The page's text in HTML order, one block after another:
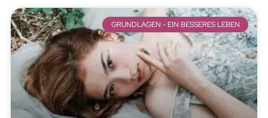
GRUNDLAGEN - EIN BESSERES LEBEN